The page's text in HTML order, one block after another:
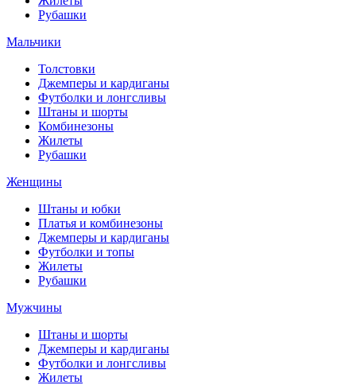
Рубашки
Мальчики
Толстовки
Джемперы и кардиганы
Футболки и лонгсливы
Штаны и шорты
Комбинезоны
Жилеты
Рубашки
Женщины
Штаны и юбки
Платья и комбинезоны
Джемперы и кардиганы
Футболки и топы
Жилеты
Рубашки
Мужчины
Штаны и шорты
Джемперы и кардиганы
Футболки и лонгсливы
Жилеты